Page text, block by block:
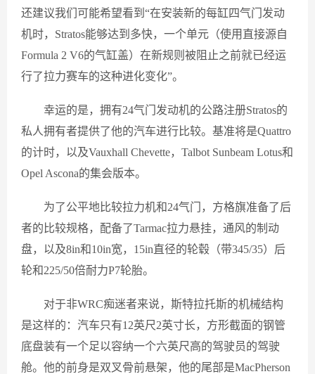
还建议我们可能希望看到“在安装新的每缸四气门发动
机时，Stratos能够达到多快，一个单元（使用直接源自
Formula 2 V6的气缸盖）在新规则被阻止之前就已经运
行了拉力赛车的这种进化变化”。
幸运的是，拥有24气门发动机的公路注册Stratos的
私人拥有者提供了他的汽车进行比较。基准将是Quattro
的计时，以及Vauxhall Chevette，Talbot Sunbeam Lotus和
Opel Ascona的集会版本。
为了公平地比较拉力机和24气门，​​方格旗准备了后
者的比较规格，配备了Tarmac拉力悬挂，通风的制动
盘，以及8in和10in宽，15in直径的轮毂（带345/35）后
轮和225/50倍耐力P7轮胎。
对于非WRC痴迷者来说，斯特拉托斯的机械结构
是这样的：汽车只有12英尺2英寸长，方形截面的钢管
底盘装有一个足以容纳一个六英尺高的驾驶员的驾驶
舱。他的前身是双叉骨前悬架，他的尾部是MacPherson